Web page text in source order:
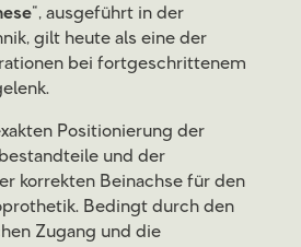
“, ausgeführt in der
gilt heute als eine der
bei fortgeschrittenem
Positionierung der
und der
korrekten Beinachse für den
Bedingt durch den
Zugang und die